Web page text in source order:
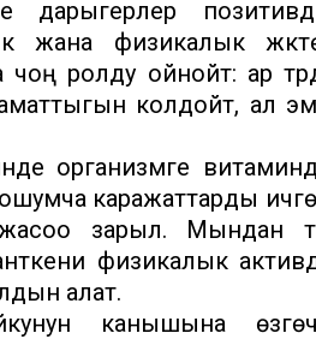
позитивдүү
жана физикалык
чоң ролду ойнойт: ар
колдойт, ал
организмге
каражаттарды
зарыл. Мындан
физикалык
алат.
канышына